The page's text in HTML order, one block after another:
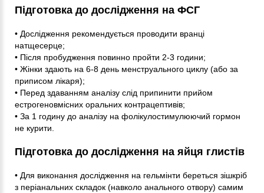
Підготовка до дослідження на ФСГ
• Дослідження рекомендується проводити вранці
натщесерце;
• Після пробудження повинно пройти 2-3 години;
• Жінки здають на 6-8 день менструального циклу (або за
приписом лікаря);
• Перед здаванням аналізу слід припинити прийом
естрогеновмісних оральних контрацептивів;
• За 1 годину до аналізу на фолікулостимулюючий гормон
не курити.
Підготовка до дослідження на яйця глистів
• Для виконання дослідження на гельмінти береться зішкріб
з періанальних складок (навколо анального отвору) самим